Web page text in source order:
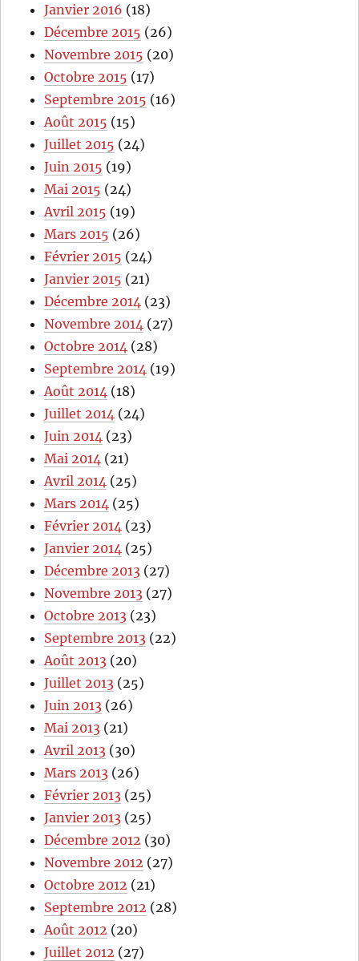
Janvier 2016 (18)
Décembre 2015 (26)
Novembre 2015 (20)
Octobre 2015 (17)
Septembre 2015 (16)
Août 2015 (15)
Juillet 2015 (24)
Juin 2015 (19)
Mai 2015 (24)
Avril 2015 (19)
Mars 2015 (26)
Février 2015 (24)
Janvier 2015 (21)
Décembre 2014 (23)
Novembre 2014 (27)
Octobre 2014 (28)
Septembre 2014 (19)
Août 2014 (18)
Juillet 2014 (24)
Juin 2014 (23)
Mai 2014 (21)
Avril 2014 (25)
Mars 2014 (25)
Février 2014 (23)
Janvier 2014 (25)
Décembre 2013 (27)
Novembre 2013 (27)
Octobre 2013 (23)
Septembre 2013 (22)
Août 2013 (20)
Juillet 2013 (25)
Juin 2013 (26)
Mai 2013 (21)
Avril 2013 (30)
Mars 2013 (26)
Février 2013 (25)
Janvier 2013 (25)
Décembre 2012 (30)
Novembre 2012 (27)
Octobre 2012 (21)
Septembre 2012 (28)
Août 2012 (20)
Juillet 2012 (27)